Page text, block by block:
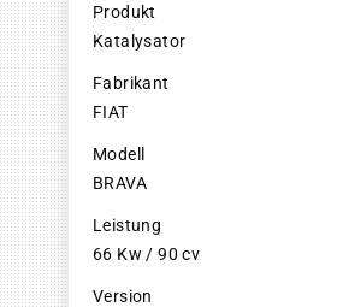
Produkt
Katalysator
Fabrikant
FIAT
Modell
BRAVA
Leistung
66 Kw / 90 cv
Version